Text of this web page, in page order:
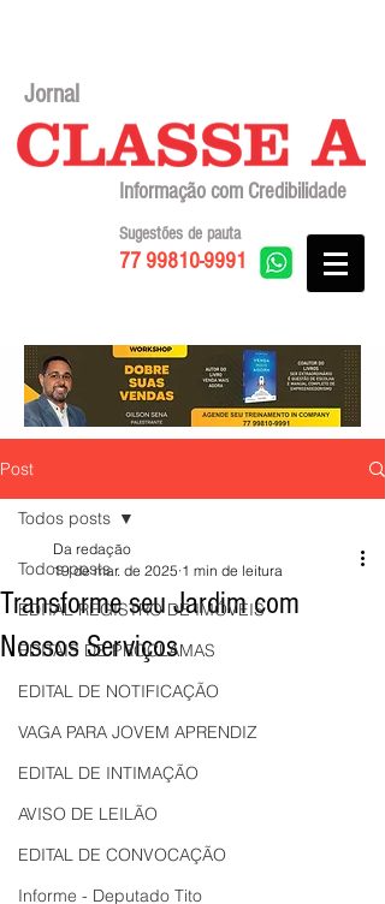
Jornal
Informação com Credibilidade
77 99810-9991
Sugestões de pauta
Post
Todos posts
EDITAL REGISTRO DE IMÓVEIS
EDITAIS DE PROCLAMAS
EDITAL DE NOTIFICAÇÃO
VAGA PARA JOVEM APRENDIZ
EDITAL DE INTIMAÇÃO
AVISO DE LEILÃO
EDITAL DE CONVOCAÇÃO
Informe - Deputado Tito
Todos posts
Transforme seu Jardim com
Nossos Serviços
Da redação
19 de mar. de 2025 1 min de leitura